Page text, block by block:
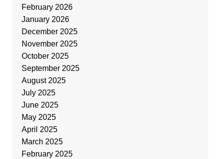
February 2026
January 2026
December 2025
November 2025
October 2025
September 2025
August 2025
July 2025
June 2025
May 2025
April 2025
March 2025
February 2025